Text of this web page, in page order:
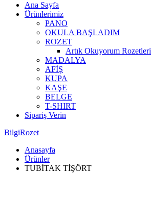
Ana Sayfa
Ürünlerimiz
PANO
OKULA BAŞLADIM
ROZET
Artık Okuyorum Rozetleri
MADALYA
AFİŞ
KUPA
KAŞE
BELGE
T-SHIRT
Sipariş Verin
BilgiRozet
Anasayfa
Ürünler
TUBİTAK TİŞÖRT